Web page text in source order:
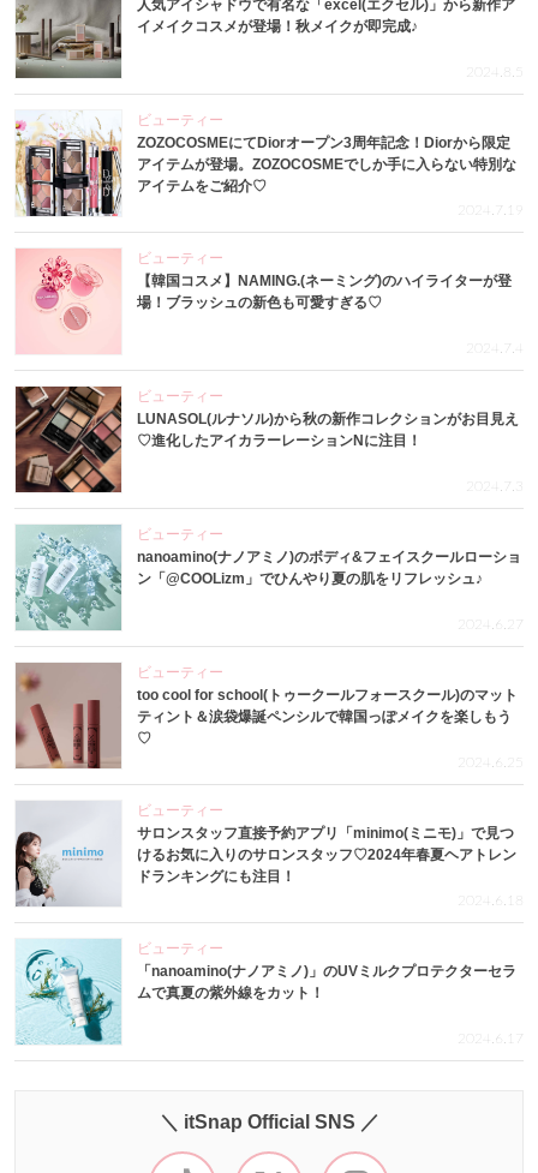
人気アイシャドウで有名な「excel(エクセル)」から新作ア
イメイクコスメが登場！秋メイクが即完成♪
2024.8.5
ビューティー
ZOZOCOSMEにてDiorオープン3周年記念！Diorから限定
アイテムが登場。ZOZOCOSMEでしか手に入らない特別な
アイテムをご紹介♡
2024.7.19
ビューティー
【韓国コスメ】NAMING.(ネーミング)のハイライターが登
場！ブラッシュの新色も可愛すぎる♡
2024.7.4
ビューティー
LUNASOL(ルナソル)から秋の新作コレクションがお目見え
♡進化したアイカラーレーションNに注目！
2024.7.3
ビューティー
nanoamino(ナノアミノ)のボディ&フェイスクールローショ
ン「@COOLizm」でひんやり夏の肌をリフレッシュ♪
2024.6.27
ビューティー
too cool for school(トゥークールフォースクール)のマット
ティント＆涙袋爆誕ペンシルで韓国っぽメイクを楽しもう
♡
2024.6.25
ビューティー
サロンスタッフ直接予約アプリ「minimo(ミニモ)」で見つ
けるお気に入りのサロンスタッフ♡2024年春夏ヘアトレン
ドランキングにも注目！
2024.6.18
ビューティー
「nanoamino(ナノアミノ)」のUVミルクプロテクターセラ
ムで真夏の紫外線をカット！
2024.6.17
＼ itSnap Official SNS ／